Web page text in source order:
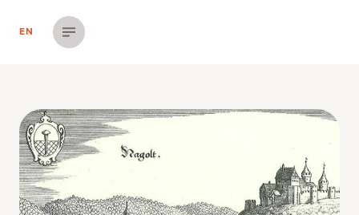
EN
Menü einblenden